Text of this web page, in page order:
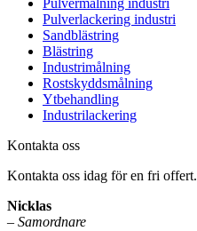
Pulverlackering industri
Sandblästring
Blästring
Industrimålning
Rostskyddsmålning
Ytbehandling
Industrilackering
Kontakta oss
Kontakta oss idag för en fri offert.
Nicklas
– Samordnare